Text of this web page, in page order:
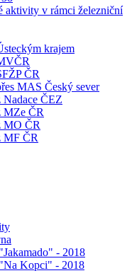
aktivity v rámci železniční
krajem
ČR
MAS Český sever
Nadace ČEZ
MZe ČR
MO ČR
MF ČR
- 2018
Kopci" - 2018